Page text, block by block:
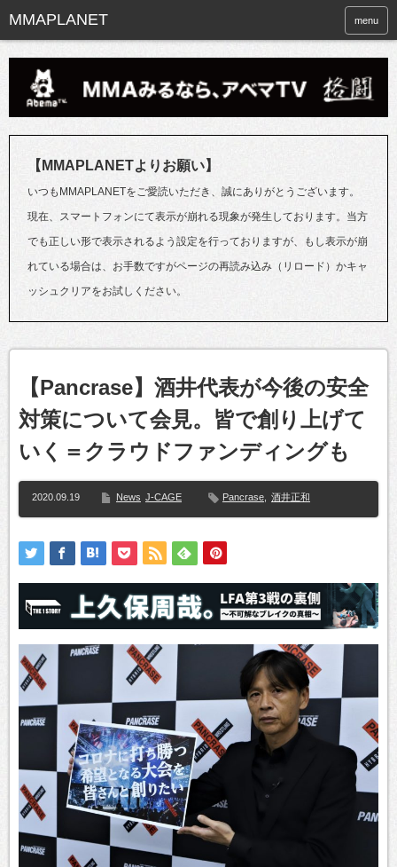
menu
【MMAPLANETよりお願い】
いつもMMAPLANETをご愛読いただき、誠にありがとうございます。
現在、スマートフォンにて表示が崩れる現象が発生しております。当方
でも正しい形で表示されるよう設定を行っておりますが、もし表示が崩
れている場合は、お手数ですがページの再読み込み（リロード）かキャ
ッシュクリアをお試しください。
【Pancrase】酒井代表が今後の安全
対策について会見。皆で創り上げて
いく＝クラウドファンディングも
2020.09.19 News J-CAGE Pancrase 酒井正和